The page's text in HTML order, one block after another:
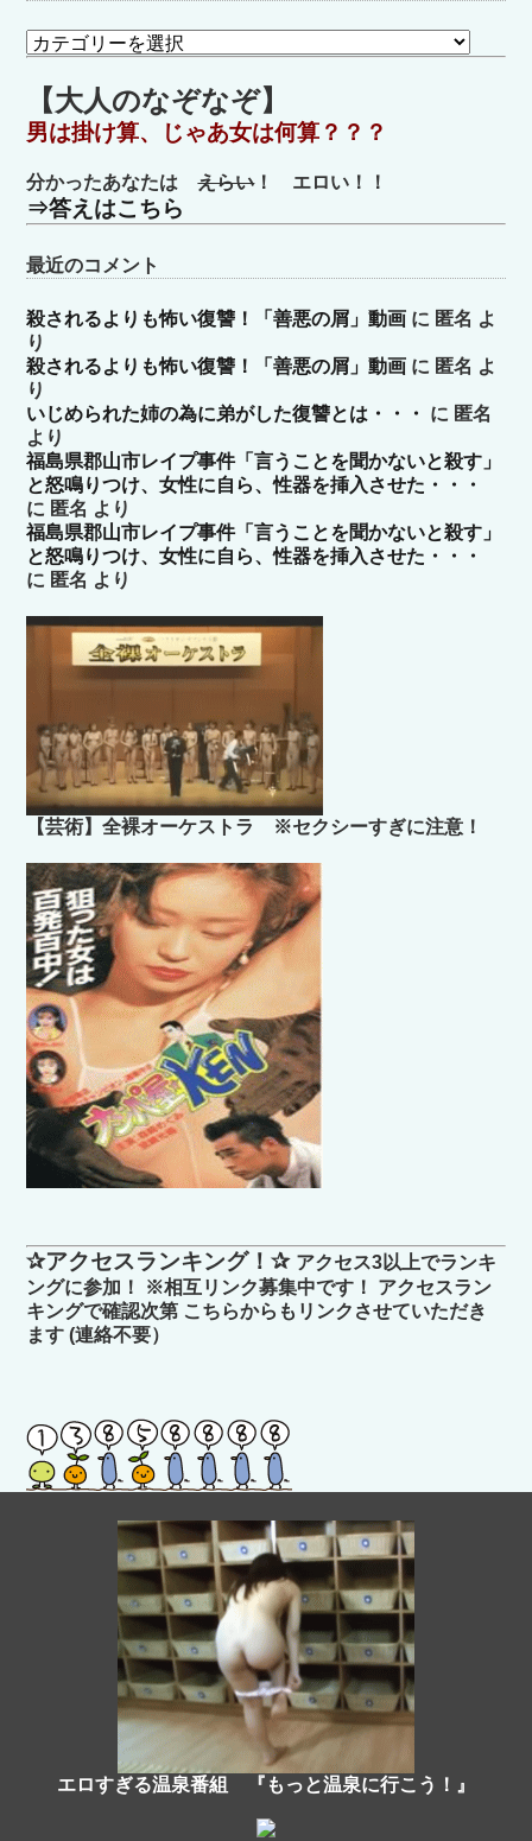
カ
テ
ゴ
リ
ー
【大人のなぞなぞ】
男は掛け算、じゃあ女は何算？？？
分かったあなたはえらい！ エロい！！
⇒答えはこちら
最近のコメント
殺されるよりも怖い復讐！「善悪の屑」動画 に 匿名 よ
り
殺されるよりも怖い復讐！「善悪の屑」動画 に 匿名 よ
り
いじめられた姉の為に弟がした復讐とは・・・
に 匿名
より
福島県郡山市レイプ事件「言うことを聞かないと殺す」
と怒鳴りつけ、女性に自ら、性器を挿入させた・・・
に 匿名 より
福島県郡山市レイプ事件「言うことを聞かないと殺す」
と怒鳴りつけ、女性に自ら、性器を挿入させた・・・
に 匿名 より
【芸術】全裸オーケストラ ※セクシーすぎに注意！
✰アクセスランキング！✰ アクセス3以上でランキ
ングに参加！ ※相互リンク募集中です！ アクセスラン
キングで確認次第 こちらからもリンクさせていただき
ます (連絡不要）
エロすぎる温泉番組 『もっと温泉に行こう！』